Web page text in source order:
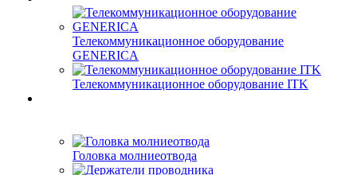
Телекоммуникационное оборудование
GENERICA
Телекоммуникационное оборудование ITK
Головка молниеотвода